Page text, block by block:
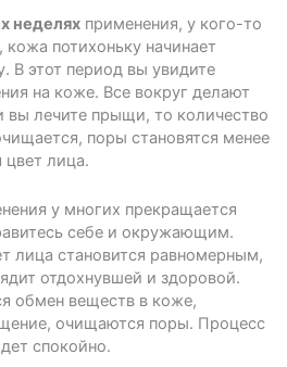
неделяхприменения, у кого-то
потихоньку начинает
В этот период вы увидите
на коже. Все вокруг делают
лечите прыщи, то количество
поры становятся менее
лица.
у многих прекращается
себе и окружающим.
лица становится равномерным,
отдохнувшей и здоровой.
обмен веществ в коже,
очищаются поры. Процесс
спокойно.